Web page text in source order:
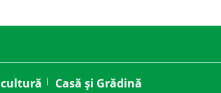
Casă și Grădină